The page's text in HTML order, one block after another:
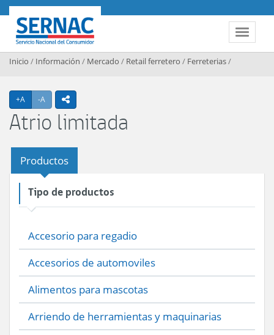
Contenido principal
Toggle
SERNAC
Inicio / Información / Mercado / Retail ferretero / Ferreterias/
+A Agrandar texto
-A Achicar textoicono compartir
Atrio limitada
Productos
Tipo de productos
Accesorio para regadio
Accesorios de automoviles
Alimentos para mascotas
Arriendo de herramientas y maquinarias